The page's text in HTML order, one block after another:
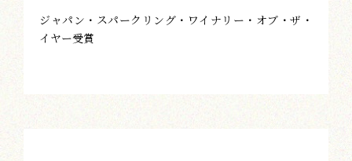
ジャパン・スパークリング・ワイナリー・オブ・ザ・
イヤー受賞